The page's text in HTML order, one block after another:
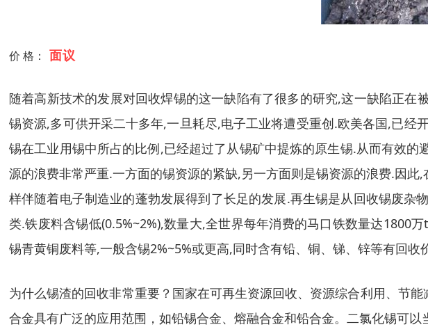
价 格： 面议
随着高新技术的发展对回收焊锡的这一缺陷有了很多的研究,这一缺陷正
锡资源,多可供开采二十多年,一旦耗尽,电子工业将遭受重创.欧美各国,已
锡在工业用锡中所占的比例,已经超过了从锡矿中提炼的原生锡.从而有效
源的浪费非常严重.一方面的锡资源的紧缺,另一方面则是锡资源的浪费.因
样伴随着电子制造业的蓬勃发展得到了长足的发展.再生锡是从回收锡废
类.铁废料含锡低(0.5%~2%),数量大,全世界每年消费的马口铁数量达1800
锡青黄铜废料等,一般含锡2%~5%或更高,同时含有铅、铜、锑、锌等有回
为什么锡渣的回收非常重要？国家在可再生资源回收、资源综合利用、节
合金具有广泛的应用范围，如铅锡合金、熔融合金和铅合金。二氯化锡可以